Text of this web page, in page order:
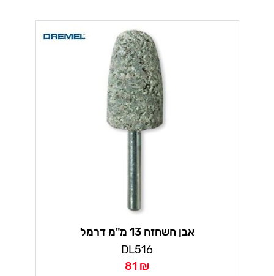
אבן השחזה 13 מ"מ דרמל
DL516
81 ₪